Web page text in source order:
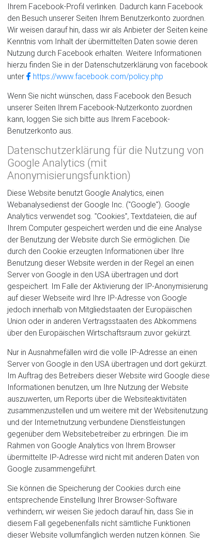
Ihrem Facebook-Profil verlinken. Dadurch kann Facebook
den Besuch unserer Seiten Ihrem Benutzerkonto zuordnen.
Wir weisen darauf hin, dass wir als Anbieter der Seiten keine
Kenntnis vom Inhalt der übermittelten Daten sowie deren
Nutzung durch Facebook erhalten. Weitere Informationen
hierzu finden Sie in der Datenschutzerklärung von facebook
unter
https://www.facebook.com/policy.php
Wenn Sie nicht wünschen, dass Facebook den Besuch
unserer Seiten Ihrem Facebook-Nutzerkonto zuordnen
kann, loggen Sie sich bitte aus Ihrem Facebook-
Benutzerkonto aus.
Datenschutzerklärung für die Nutzung von
Google Analytics (mit
Anonymisierungsfunktion)
Diese Website benutzt Google Analytics, einen
Webanalysedienst der Google Inc. ("Google"). Google
Analytics verwendet sog. "Cookies", Textdateien, die auf
Ihrem Computer gespeichert werden und die eine Analyse
der Benutzung der Website durch Sie ermöglichen. Die
durch den Cookie erzeugten Informationen über Ihre
Benutzung dieser Website werden in der Regel an einen
Server von Google in den USA übertragen und dort
gespeichert. Im Falle der Aktivierung der IP-Anonymisierung
auf dieser Webseite wird Ihre IP-Adresse von Google
jedoch innerhalb von Mitgliedstaaten der Europäischen
Union oder in anderen Vertragsstaaten des Abkommens
über den Europäischen Wirtschaftsraum zuvor gekürzt.
Nur in Ausnahmefällen wird die volle IP-Adresse an einen
Server von Google in den USA übertragen und dort gekürzt.
Im Auftrag des Betreibers dieser Website wird Google diese
Informationen benutzen, um Ihre Nutzung der Website
auszuwerten, um Reports über die Websiteaktivitäten
zusammenzustellen und um weitere mit der Websitenutzung
und der Internetnutzung verbundene Dienstleistungen
gegenüber dem Websitebetreiber zu erbringen. Die im
Rahmen von Google Analytics von Ihrem Browser
übermittelte IP-Adresse wird nicht mit anderen Daten von
Google zusammengeführt.
Sie können die Speicherung der Cookies durch eine
entsprechende Einstellung Ihrer Browser-Software
verhindern; wir weisen Sie jedoch darauf hin, dass Sie in
diesem Fall gegebenenfalls nicht sämtliche Funktionen
dieser Website vollumfänglich werden nutzen können. Sie